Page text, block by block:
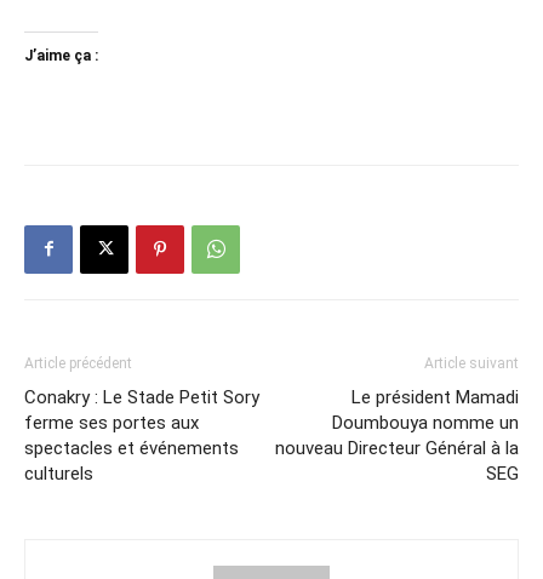
J’aime ça :
Article précédent
Conakry : Le Stade Petit Sory
ferme ses portes aux
spectacles et événements
culturels
Article suivant
Le président Mamadi
Doumbouya nomme un
nouveau Directeur Général à la
SEG